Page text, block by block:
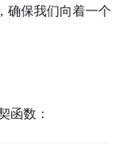
确保我们向着一个
函数：